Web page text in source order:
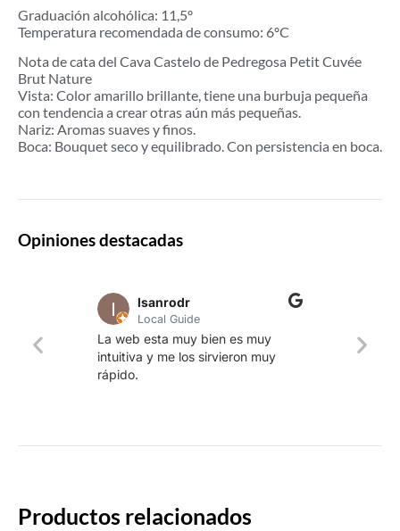
Graduación alcohólica: 11,5º
Temperatura recomendada de consumo: 6ºC
Nota de cata del Cava Castelo de Pedregosa Petit Cuvée
Brut Nature
Vista: Color amarillo brillante, tiene una burbuja pequeña
con tendencia a crear otras aún más pequeñas.
Nariz: Aromas suaves y finos.
Boca: Bouquet seco y equilibrado. Con persistencia en boca.
Opiniones destacadas
lsanrodr
Local Guide
La web esta muy bien es muy
intuitiva y me los sirvieron muy
rápido.
Productos relacionados